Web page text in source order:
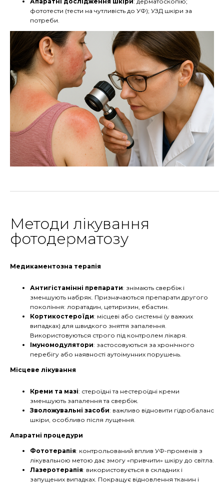
фототести (тести на чутливість до УФ); УЗД шкіри за
потреби.
Методи лікування
фотодерматозу
Медикаментозна терапія
Антигістамінні препарати: знімають свербіж і
зменшують набряк. Призначаються препарати другого
покоління: лоратадин, цетиризин, ебастин.
Кортикостероїди: місцеві або системні (у важких
випадках) для швидкого зняття запалення.
Використовуються строго під контролем лікаря.
Імуномодулятори: застосовуються за хронічного
перебігу або наявності аутоімунних порушень.
Місцеве лікування
Креми та мазі: стероїдні та нестероїдні креми
зменшують запалення та свербіж.
Зволожувальні засоби: важливо відновити гідробаланс
шкіри, особливо після лущення.
Апаратні процедури
Фототерапія: контрольований вплив УФ-променів з
лікувальною метою дає змогу «привчити» шкіру до світла.
Лазеротерапія: використовується в складних і
запущених випадках. Покращує відновлення тканин і